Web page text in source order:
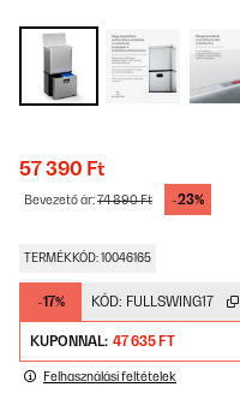
57 390 Ft
Bevezető ár:74 890 Ft -23%
TERMÉKKÓD: 10046165
-17% KÓD: FULLSWING17
KUPONNAL: 47 635 FT
Felhasználási feltételek